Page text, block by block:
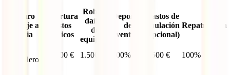
Seguro
de viaje a
Kenia
Cobertura
Gastos
Médicos
Robo y
daños
de
equipaje
Deportes
de
aventura
Gastos de
anulación
(opcional)
Repatriación
Mochilero
600.000 € 1.500 € 100% 3.500 € 100%